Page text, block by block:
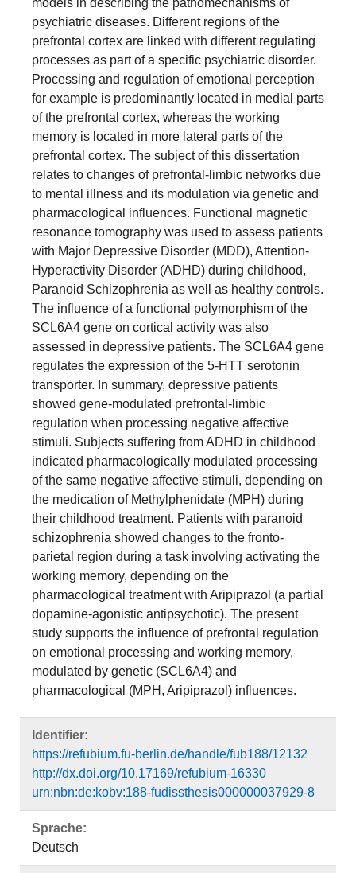
models in describing the pathomechanisms of
psychiatric diseases. Different regions of the
prefrontal cortex are linked with different regulating
processes as part of a specific psychiatric disorder.
Processing and regulation of emotional perception
for example is predominantly located in medial parts
of the prefrontal cortex, whereas the working
memory is located in more lateral parts of the
prefrontal cortex. The subject of this dissertation
relates to changes of prefrontal-limbic networks due
to mental illness and its modulation via genetic and
pharmacological influences. Functional magnetic
resonance tomography was used to assess patients
with Major Depressive Disorder (MDD), Attention-
Hyperactivity Disorder (ADHD) during childhood,
Paranoid Schizophrenia as well as healthy controls.
The influence of a functional polymorphism of the
SCL6A4 gene on cortical activity was also
assessed in depressive patients. The SCL6A4 gene
regulates the expression of the 5-HTT serotonin
transporter. In summary, depressive patients
showed gene-modulated prefrontal-limbic
regulation when processing negative affective
stimuli. Subjects suffering from ADHD in childhood
indicated pharmacologically modulated processing
of the same negative affective stimuli, depending on
the medication of Methylphenidate (MPH) during
their childhood treatment. Patients with paranoid
schizophrenia showed changes to the fronto-
parietal region during a task involving activating the
working memory, depending on the
pharmacological treatment with Aripiprazol (a partial
dopamine-agonistic antipsychotic). The present
study supports the influence of prefrontal regulation
on emotional processing and working memory,
modulated by genetic (SCL6A4) and
pharmacological (MPH, Aripiprazol) influences.
Identifier:
https://refubium.fu-berlin.de/handle/fub188/12132
http://dx.doi.org/10.17169/refubium-16330
urn:nbn:de:kobv:188-fudissthesis000000037929-8
Sprache:
Deutsch